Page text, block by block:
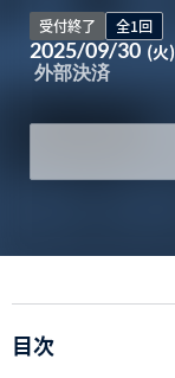
受付終了 全1回
2025/09/30 (火)
外部決済
目次